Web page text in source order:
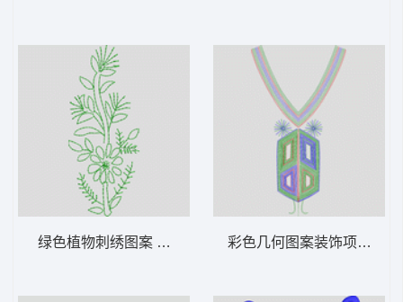
绿色植物刺绣图案 单针小花 彩色几何图案装饰项链 单